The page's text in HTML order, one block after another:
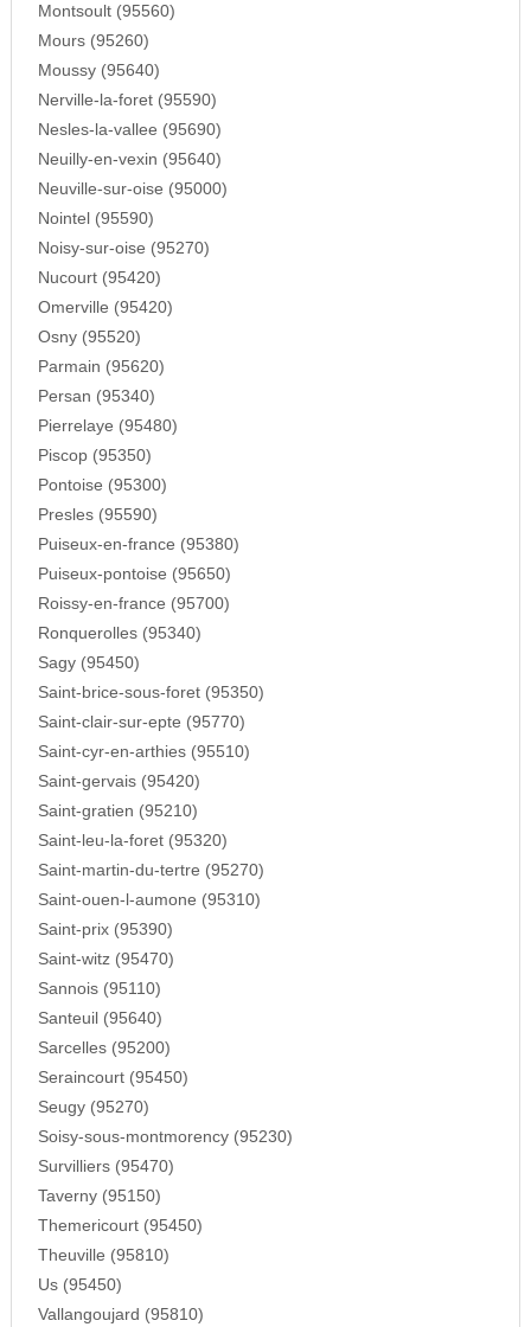
Montsoult (95560)
Mours (95260)
Moussy (95640)
Nerville-la-foret (95590)
Nesles-la-vallee (95690)
Neuilly-en-vexin (95640)
Neuville-sur-oise (95000)
Nointel (95590)
Noisy-sur-oise (95270)
Nucourt (95420)
Omerville (95420)
Osny (95520)
Parmain (95620)
Persan (95340)
Pierrelaye (95480)
Piscop (95350)
Pontoise (95300)
Presles (95590)
Puiseux-en-france (95380)
Puiseux-pontoise (95650)
Roissy-en-france (95700)
Ronquerolles (95340)
Sagy (95450)
Saint-brice-sous-foret (95350)
Saint-clair-sur-epte (95770)
Saint-cyr-en-arthies (95510)
Saint-gervais (95420)
Saint-gratien (95210)
Saint-leu-la-foret (95320)
Saint-martin-du-tertre (95270)
Saint-ouen-l-aumone (95310)
Saint-prix (95390)
Saint-witz (95470)
Sannois (95110)
Santeuil (95640)
Sarcelles (95200)
Seraincourt (95450)
Seugy (95270)
Soisy-sous-montmorency (95230)
Survilliers (95470)
Taverny (95150)
Themericourt (95450)
Theuville (95810)
Us (95450)
Vallangoujard (95810)